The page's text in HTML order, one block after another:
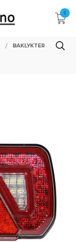
0
BAKLYKTER